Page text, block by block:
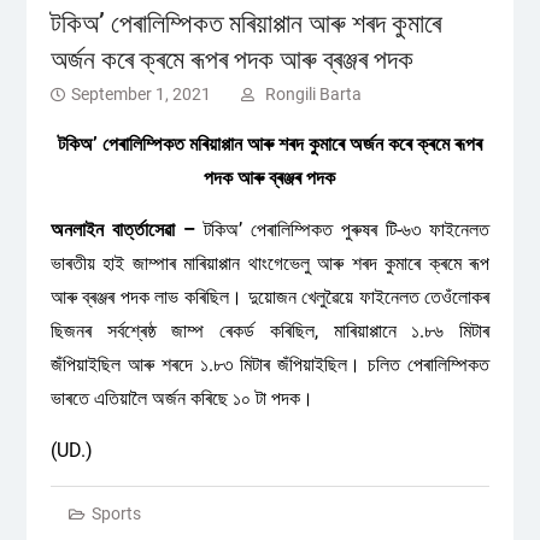
টকিঅ’ পেৰালিম্পিকত মৰিয়াপ্পান আৰু শৰদ কুমাৰে
অৰ্জন কৰে ক্ৰমে ৰূপৰ পদক আৰু ব্ৰঞ্জৰ পদক
September 1, 2021 Rongili Barta
টকিঅ’ পেৰালিম্পিকত মৰিয়াপ্পান আৰু শৰদ কুমাৰে অৰ্জন কৰে ক্ৰমে ৰূপৰ
পদক আৰু ব্ৰঞ্জৰ পদক
অনলাইন বাৰ্ত্তাসেৱা –টকিঅ’ পেৰালিম্পিকত পুৰুষৰ টি-৬৩ ফাইনেলত
ভাৰতীয় হাই জাম্পাৰ মাৰিয়াপ্পান থাংগেভেলু আৰু শৰদ কুমাৰে ক্ৰমে ৰূপ
আৰু ব্ৰঞ্জৰ পদক লাভ কৰিছিল। দুয়োজন খেলুৱৈয়ে ফাইনেলত তেওঁলোকৰ
ছিজনৰ সৰ্বশ্ৰেষ্ঠ জাম্প ৰেকৰ্ড কৰিছিল, মাৰিয়াপ্পানে ১.৮৬ মিটাৰ
জঁপিয়াইছিল আৰু শৰদে ১.৮৩ মিটাৰ জঁপিয়াইছিল। চলিত পেৰালিম্পিকত
ভাৰতে এতিয়ালৈ অৰ্জন কৰিছে ১০ টা পদক।
(UD.)
Sports